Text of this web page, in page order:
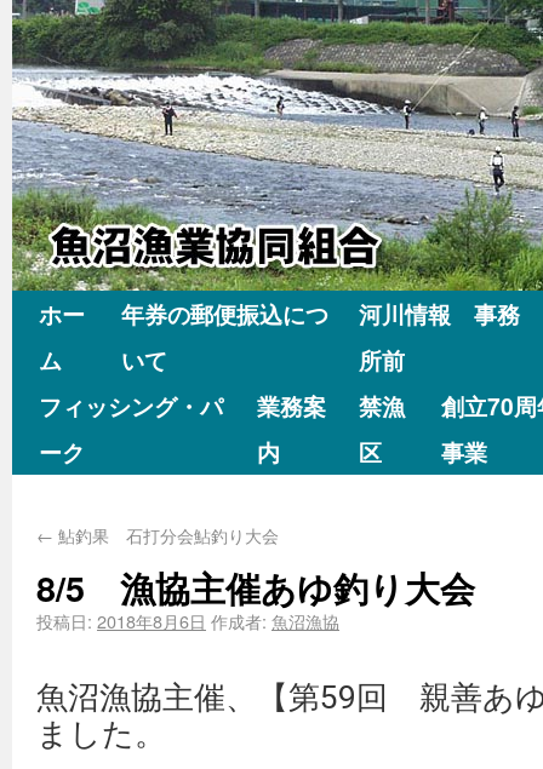
ホー
ム
年券の郵便振込につ
いて
河川情報 事務
所前
フィッシング・パ
ーク
業務案
内
禁漁
区
創立70
事業
← 鮎釣果 石打分会鮎釣り大会
8/5 漁協主催あゆ釣り大会
投稿日: 2018年8月6日 作成者: 魚沼漁協
魚沼漁協主催、【第59回 親善あ
ました。